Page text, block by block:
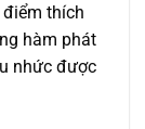
thích
hàm phát
nhức được